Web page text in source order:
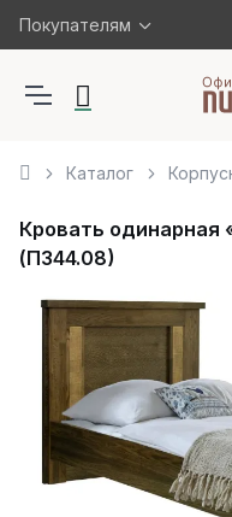
Покупателям
Каталог
Кровать одинарная
(П344.08)